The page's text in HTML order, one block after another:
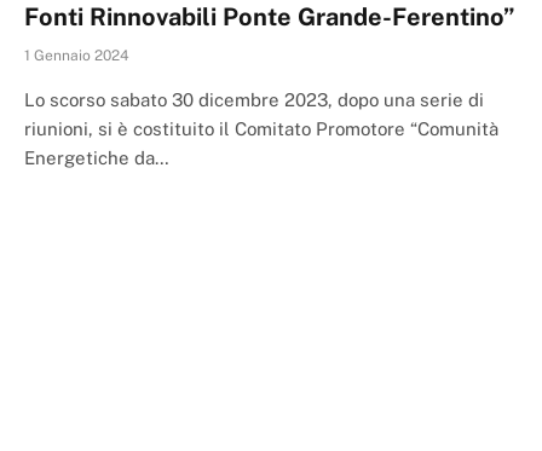
Fonti Rinnovabili Ponte Grande-Ferentino”
1 Gennaio 2024
Lo scorso sabato 30 dicembre 2023, dopo una serie di
riunioni, si è costituito il Comitato Promotore “Comunità
Energetiche da…